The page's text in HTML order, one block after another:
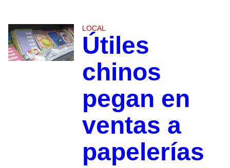
LOCAL
Útiles
chinos
pegan en
ventas a
papelerías